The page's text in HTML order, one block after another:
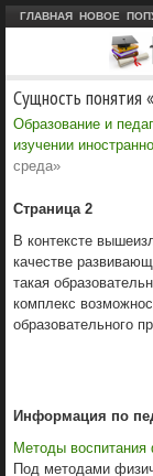
ГЛАВНАЯ НОВОЕ
Сущность понятия
Образование и
изучении
среда»
Страница 2
В контексте
качестве
такая
комплекс
образовательного
Информация по
Методы воспитания
Под методами